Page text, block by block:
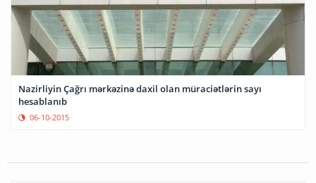
Nazirliyin Çağrı mərkəzinə daxil olan müraciətlərin sayı
hesablanıb
06-10-2015